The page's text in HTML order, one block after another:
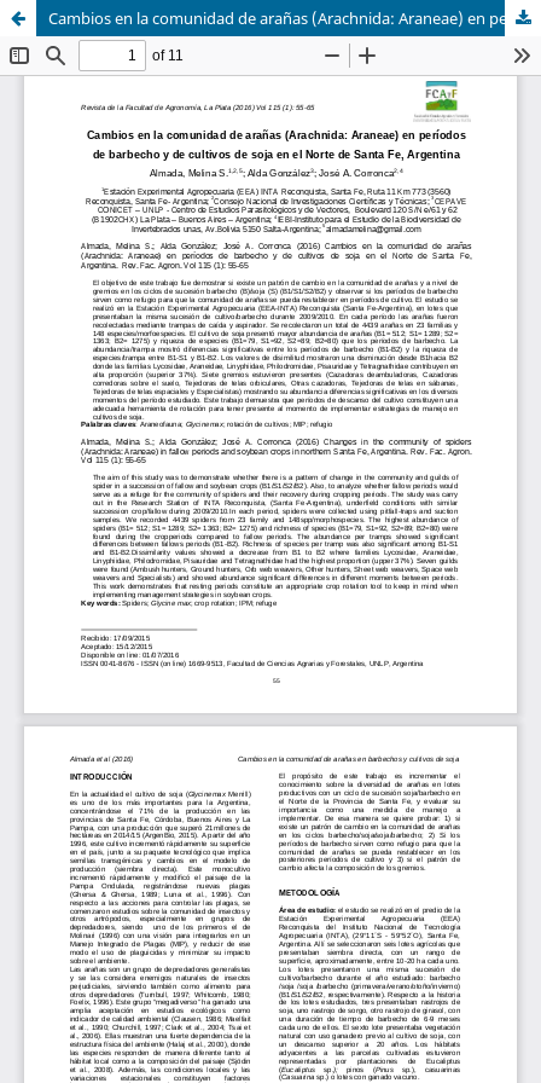
Cambios en la comunidad de arañas (Arachnida: Araneae) en períodos de barbecho y de cultivos de soja en el Norte de Santa Fe, Argentina